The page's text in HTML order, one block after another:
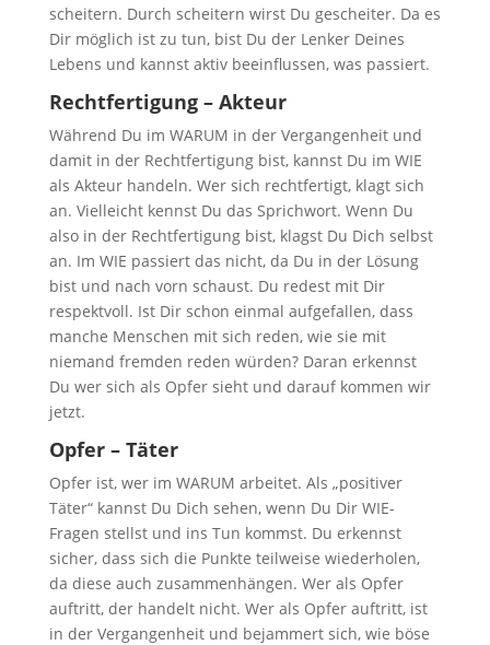
scheitern. Durch scheitern wirst Du gescheiter. Da es
Dir möglich ist zu tun, bist Du der Lenker Deines
Lebens und kannst aktiv beeinflussen, was passiert.
Rechtfertigung – Akteur
Während Du im WARUM in der Vergangenheit und
damit in der Rechtfertigung bist, kannst Du im WIE
als Akteur handeln. Wer sich rechtfertigt, klagt sich
an. Vielleicht kennst Du das Sprichwort. Wenn Du
also in der Rechtfertigung bist, klagst Du Dich selbst
an. Im WIE passiert das nicht, da Du in der Lösung
bist und nach vorn schaust. Du redest mit Dir
respektvoll. Ist Dir schon einmal aufgefallen, dass
manche Menschen mit sich reden, wie sie mit
niemand fremden reden würden? Daran erkennst
Du wer sich als Opfer sieht und darauf kommen wir
jetzt.
Opfer – Täter
Opfer ist, wer im WARUM arbeitet. Als „positiver
Täter“ kannst Du Dich sehen, wenn Du Dir WIE-
Fragen stellst und ins Tun kommst. Du erkennst
sicher, dass sich die Punkte teilweise wiederholen,
da diese auch zusammenhängen. Wer als Opfer
auftritt, der handelt nicht. Wer als Opfer auftritt, ist
in der Vergangenheit und bejammert sich, wie böse